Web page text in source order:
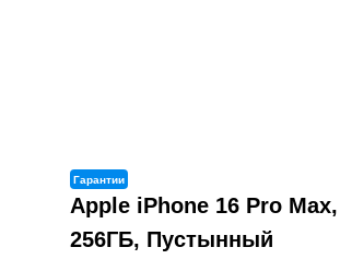
Apple iPhone 16 Pro Max,
256ГБ, Пустынный
Гарантии
продукция
1 год гарантии
обслуживания